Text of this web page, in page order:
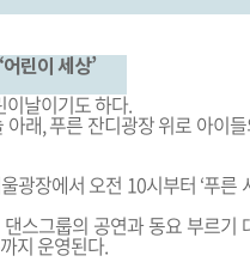
린이 세상’
날이기도 하다.
래, 푸른 잔디광장 위로 아이
광장에서 오전 10시부터 ‘푸른
스그룹의 공연과 동요 부르기
지 운영된다.